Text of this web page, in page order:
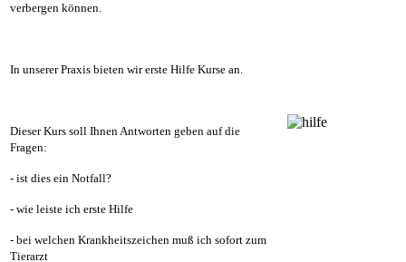
verbergen können.
In unserer Praxis bieten wir erste Hilfe Kurse an.
Dieser Kurs soll Ihnen Antworten geben auf die
Fragen:
- ist dies ein Notfall?
- wie leiste ich erste Hilfe
- bei welchen Krankheitszeichen muß ich sofort zum
Tierarzt